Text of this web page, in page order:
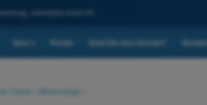
unterstützt durch KI.
Quiz Preise Sind Sie eine Schule? Kontakt
Trainer Meteorologie